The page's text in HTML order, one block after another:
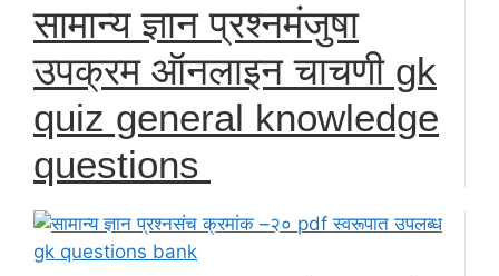
सामान्य ज्ञान प्रश्नमंजुषा
उपक्रम ऑनलाइन चाचणी gk
quiz general knowledge
questions